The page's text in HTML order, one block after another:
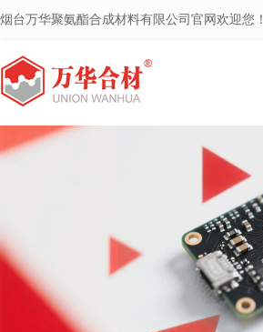
烟台万华聚氨酯合成材料有限公司官网欢迎您！